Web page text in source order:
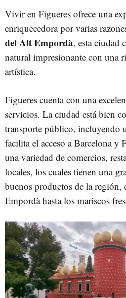
Vivir en Figueres ofrece una
enriquecedora por varias
del Alt Empordà, esta ciudad
natural impresionante con una
artística.
Figueres cuenta con una
servicios. La ciudad está bien
transporte público, incluyendo
facilita el acceso a Barcelona y
una variedad de comercios,
locales, los cuales tienen una
buenos productos de la región,
Empordà hasta los mariscos